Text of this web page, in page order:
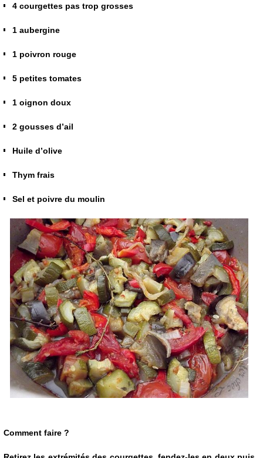
4 courgettes pas trop grosses
1 aubergine
1 poivron rouge
5 petites tomates
1 oignon doux
2 gousses d’ail
Huile d’olive
Thym frais
Sel et poivre du moulin
Comment faire ?